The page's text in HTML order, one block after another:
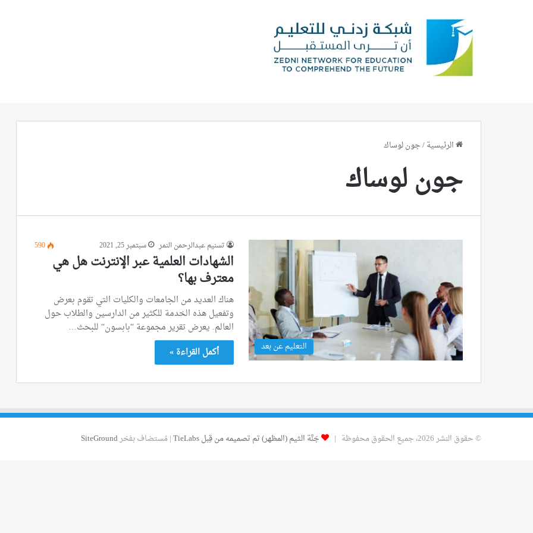
الرئيسية/جون لوساك
جون لوساك
التعليم عن بعد
تسنيم عبدالرحمن النمر سبتمبر 25, 2021 590
الشهادات العلمية عبر الإنترنت هل هي
معترف بها؟
هناك العديد من الجامعات والكليات التي تقوم بعرض
وتفعيل هذه الخدمة للكثير من الدارسين والطلاب حول
العالم. يعرض تقرير مجموعة “بابسون“ للبحث…
أكمل القراءة »
© حقوق النشر 2026، جميع الحقوق محفوظة | جَنَّة الثيم (المظهر) تم تصميمه من قِبل TieLabs | مُستضاف بفخرSiteGround